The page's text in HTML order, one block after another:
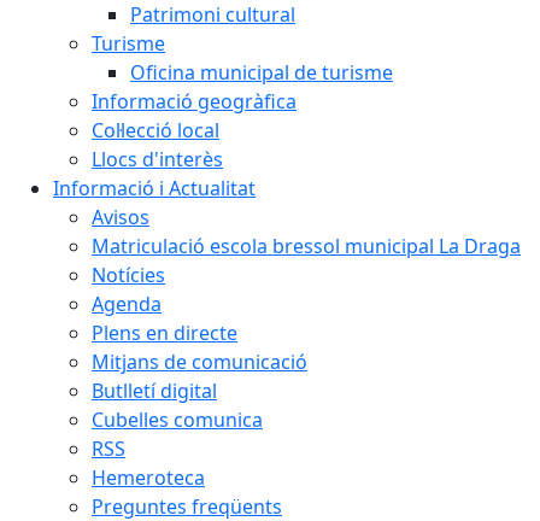
Patrimoni cultural
Turisme
Oficina municipal de turisme
Informació geogràfica
Col·lecció local
Llocs d'interès
Informació i Actualitat
Avisos
Matriculació escola bressol municipal La Draga
Notícies
Agenda
Plens en directe
Mitjans de comunicació
Butlletí digital
Cubelles comunica
RSS
Hemeroteca
Preguntes freqüents